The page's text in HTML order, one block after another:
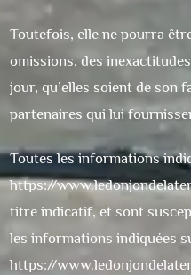
Toutefois, elle ne pourra
omissions, des
jour, qu’elles soient de son
partenaires qui lui
Toutes les informations
https://
titre indicatif, et sont
les informations indiquées
https://